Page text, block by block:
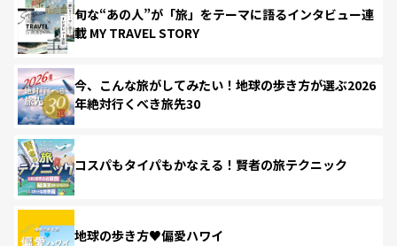
旬な“あの人”が「旅」をテーマに語るインタビュー連
載 MY TRAVEL STORY
今、こんな旅がしてみたい！地球の歩き方が選ぶ2026
年絶対行くべき旅先30
コスパもタイパもかなえる！賢者の旅テクニック
地球の歩き方♥偏愛ハワイ